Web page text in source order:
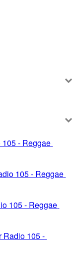
- Reggae
105 - Reggae
105 - Reggae
Radio 105 -